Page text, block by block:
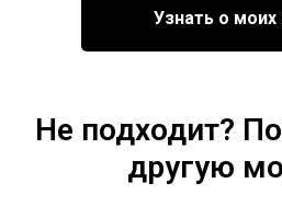
Узнать о моих
Не подходит?
другую